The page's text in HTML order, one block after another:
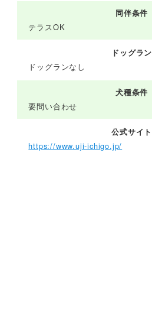
同伴条件
テラスOK
ドッグラン
ドッグランなし
犬種条件
要問い合わせ
公式サイト
https://www.uji-ichigo.jp/